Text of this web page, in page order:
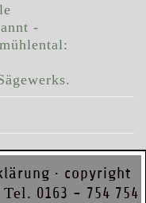
-
· copyright
Tel. 0163 - 754 754